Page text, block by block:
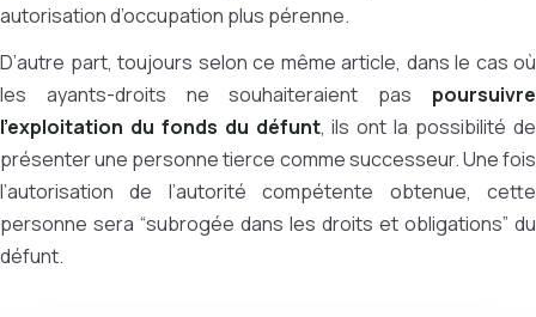
autorisation d’occupation plus pérenne.
D’autre part, toujours selon ce même article, dans le cas où
les ayants-droits ne souhaiteraient pas poursuivre
l’exploitation du fonds du défunt, ils ont la possibilité de
présenter une personne tierce comme successeur. Une fois
l’autorisation de l’autorité compétente obtenue, cette
personne sera “subrogée dans les droits et obligations” du
défunt.